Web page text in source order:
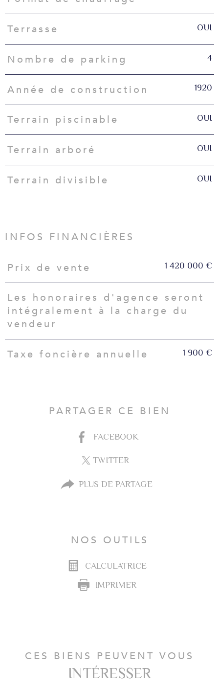
Terrasse OUI
Nombre de parking 4
Année de construction 1920
Terrain piscinable OUI
Terrain arboré OUI
Terrain divisible OUI
INFOS FINANCIÈRES
Caractéristiques Valeurs
Prix de vente 1 420 000 €
Les honoraires d'agence seront
intégralement à la charge du
vendeur
Taxe foncière annuelle 1 900 €
PARTAGER CE BIEN
FACEBOOK
TWITTER
PLUS DE PARTAGE
NOS OUTILS
CALCULATRICE
IMPRIMER
CES BIENS PEUVENT VOUS
INTÉRESSER